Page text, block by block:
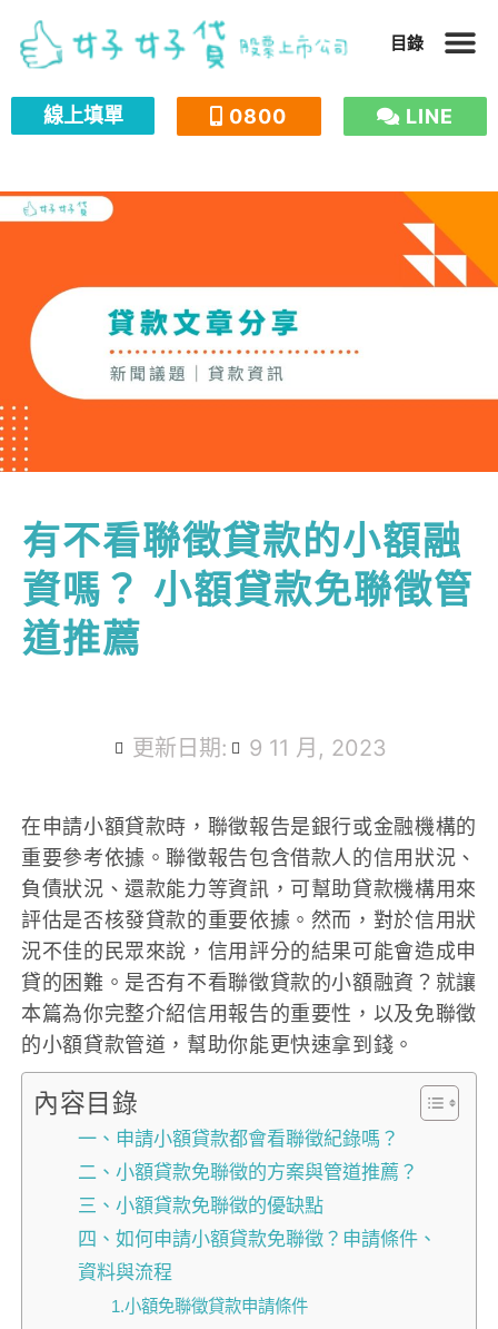
至
主
要
容
目錄
線上填單 0800 LINE
有不看聯徵貸款的小額融
資嗎？ 小額貸款免聯徵管
道推薦
更新日期: 9 11 月, 2023
在申請小額貸款時，聯徵報告是銀行或金融機構的
重要參考依據。聯徵報告包含借款人的信用狀況、
負債狀況、還款能力等資訊，可幫助貸款機構用來
評估是否核發貸款的重要依據。然而，對於信用狀
況不佳的民眾來說，信用評分的結果可能會造成申
貸的困難。是否有不看聯徵貸款的小額融資？就讓
本篇為你完整介紹信用報告的重要性，以及免聯徵
的小額貸款管道，幫助你能更快速拿到錢。
內容目錄
一、申請小額貸款都會看聯徵紀錄嗎？
二、小額貸款免聯徵的方案與管道推薦？
三、小額貸款免聯徵的優缺點
四、如何申請小額貸款免聯徵？申請條件、
資料與流程
1.小額免聯徵貸款申請條件